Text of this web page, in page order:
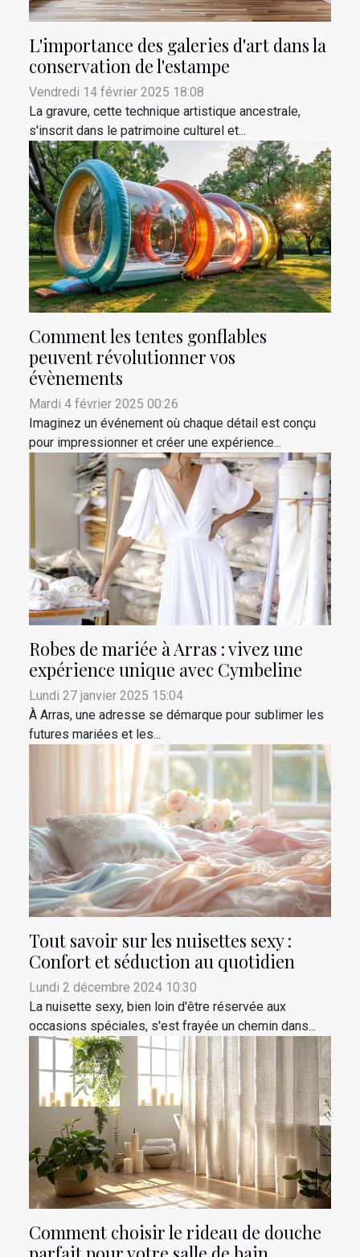
L'importance des galeries d'art dans la
conservation de l'estampe
Vendredi 14 février 2025 18:08
La gravure, cette technique artistique ancestrale,
s'inscrit dans le patrimoine culturel et...
Comment les tentes gonflables
peuvent révolutionner vos
évènements
Mardi 4 février 2025 00:26
Imaginez un événement où chaque détail est conçu
pour impressionner et créer une expérience...
Robes de mariée à Arras : vivez une
expérience unique avec Cymbeline
Lundi 27 janvier 2025 15:04
À Arras, une adresse se démarque pour sublimer les
futures mariées et les...
Tout savoir sur les nuisettes sexy :
Confort et séduction au quotidien
Lundi 2 décembre 2024 10:30
La nuisette sexy, bien loin d'être réservée aux
occasions spéciales, s'est frayée un chemin dans...
Comment choisir le rideau de douche